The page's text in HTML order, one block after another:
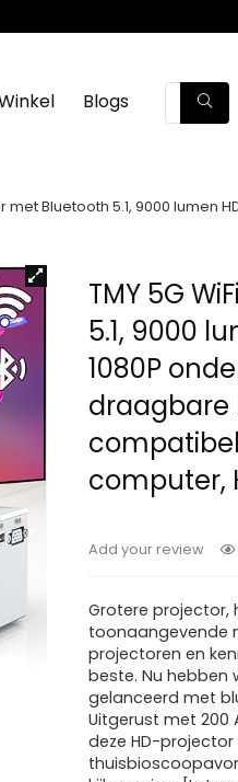
Blogs
met Bluetooth 5.1, 9000
TMY 5G
5.1, 9000
1080P
draagbare
computer,
Add your review
Grotere projector,
toonaangevende
projectoren en
beste. Nu hebben
gelanceerd met
Uitgerust met 200
deze HD-